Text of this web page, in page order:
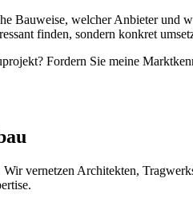
Bauweise, welcher Anbieter und
finden, sondern konkret
Fordern Sie meine
vernetzen Architekten,